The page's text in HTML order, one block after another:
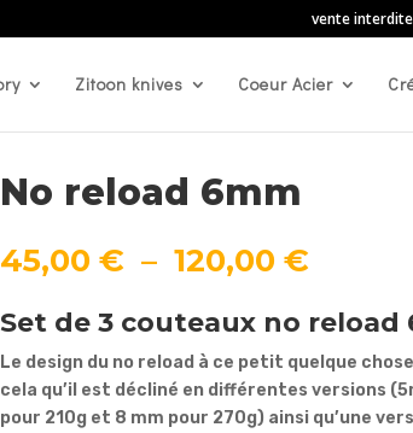
vente
Zitoon knives Coeur Acier
No reload 6mm
45,00 € – 120,00 €Plage
prix :
45,00
à
Set de 3 couteaux no reload
Le design du no reload à ce petit quelque
cela qu’il est décliné en différentes versions
pour 210g et 8 mm pour 270g) ainsi qu’une